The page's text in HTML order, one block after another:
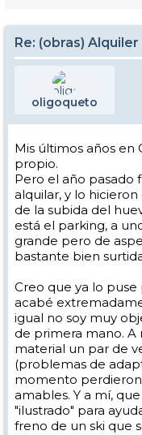
Re: (obras)
oligoqueto
Mis últimos años en
propio.
Pero el año pasado
alquilar, y lo
de la subida del
está el parking, a
grande pero de
bastante bien
Creo que ya lo
acabé
igual no soy muy
de primera mano.
material un par de
(problemas de
momento perdieron
amables. Y a mí,
"ilustrado" para
freno de un ski que